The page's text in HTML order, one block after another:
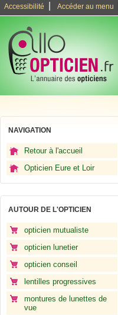
Accessibilité Accéder au menu
NAVIGATION
Retour à l'accueil
Opticien Eure et Loir
AUTOUR DE L'OPTICIEN
opticien mutualiste
opticien lunetier
opticien conseil
lentilles progressives
montures de lunettes de
vue